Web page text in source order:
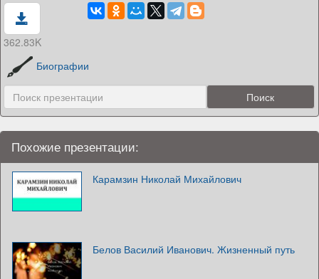
362.83K
Биографии
Похожие презентации:
Карамзин Николай Михайлович
Белов Василий Иванович. Жизненный путь